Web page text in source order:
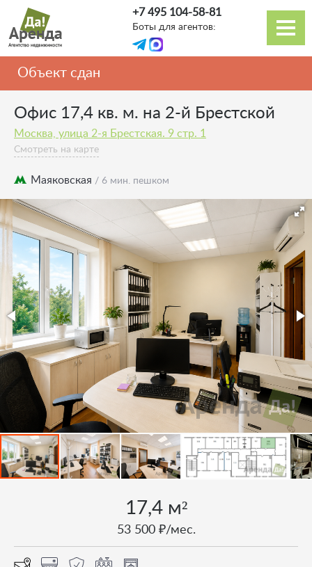
Перейти
основному
содержанию
Основная
навигация
+7 495 104-58-81
Боты для агентов:
Объект сдан
Офис 17,4 кв. м. на 2-й Брестской
Москва, улица 2-я Брестская. 9 стр. 1
Смотреть на карте
Маяковская / 6 мин. пешком
17,4 м²
53 500 ₽/мес.